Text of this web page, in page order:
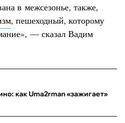
в межсезонье, также,
, пешеходный, которому
— сказал Вадим
как Uma2rman «зажигает»